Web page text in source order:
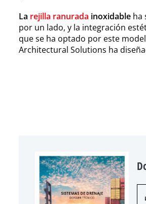
La rejilla ranurada inoxidable ha
por un lado, y la integración
que se ha optado por este
Architectural Solutions ha